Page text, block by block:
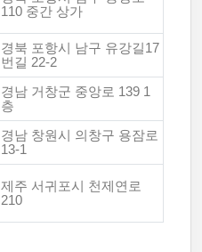
110 중간 상가
경북 포항시 남구 유강길17
번길 22-2
경남 거창군 중앙로 139 1
층
경남 창원시 의창구 용잠로
13-1
제주 서귀포시 천제연로
210